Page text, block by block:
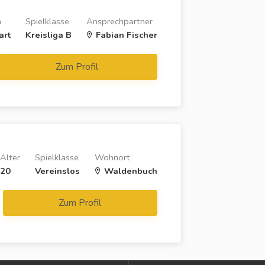
Ansprechpartner
Fabian Fischer
Spielklasse
Kreisliga B
Zum Profil
Wohnort
Waldenbuch
Spielklasse
Vereinslos
Alter
20
Zum Profil